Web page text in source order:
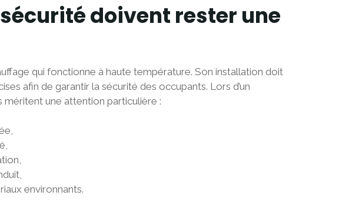
doivent rester une
qui fonctionne à haute température. Son installation doit
afin de garantir la sécurité des occupants. Lors d’un
une attention particulière :
environnants.